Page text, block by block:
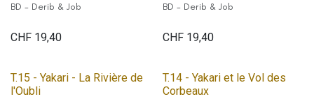
BD - Derib & Job
CHF 19,40
BD - Derib & Job
CHF 19,40
T.15 - Yakari - La Rivière de
l'Oubli
T.14 - Yakari et le Vol des
Corbeaux